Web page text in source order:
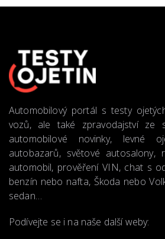
Automobilový portál s testy
vozů, ale také zpravodajství ze
automobilové novinky, levné
autobazarů, světové autosalony,
automobil, prověření VIN, chat s
benzín nebo nafta, Škoda nebo
sedan…
Podívejte se i na naše další weby: